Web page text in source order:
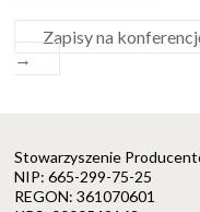
Zapisy na
→
Stowarzyszenie
NIP: 665-299-75-25
REGON: 361070601